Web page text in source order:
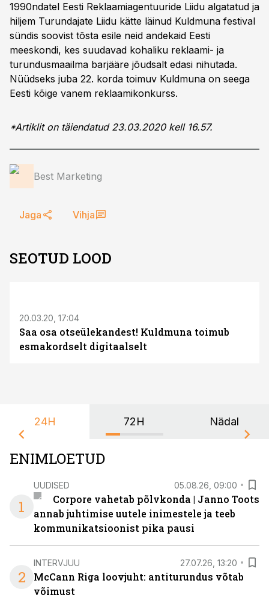
1990ndatel Eesti Reklaamiagentuuride Liidu algatatud ja
hiljem Turundajate Liidu kätte läinud Kuldmuna festival
sündis soovist tõsta esile neid andekaid Eesti
meeskondi, kes suudavad kohaliku reklaami- ja
turundusmaailma barjääre jõudsalt edasi nihutada.
Nüüdseks juba 22. korda toimuv Kuldmuna on seega
Eesti kõige vanem reklaamikonkurss.
*Artiklit on täiendatud 23.03.2020 kell 16.57.
Best Marketing
Jaga Vihja
SEOTUD LOOD
20.03.20, 17:04
Saa osa otseülekandest! Kuldmuna toimub
esmakordselt digitaalselt
24H 72H Nädal
ENIMLOETUD
1
UUDISED 05.08.26, 09:00
Corpore vahetab põlvkonda | Janno Toots
annab juhtimise uutele inimestele ja teeb
kommunikatsioonist pika pausi
2
INTERVJUU 27.07.26, 13:20
McCann Riga loovjuht: antiturundus võtab
võimust